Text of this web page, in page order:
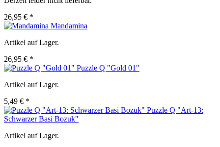
26,95 € *
Mandamina
Artikel auf Lager.
26,95 € *
Puzzle Q "Gold 01"
Artikel auf Lager.
5,49 € *
Puzzle Q "Art-13:
Schwarzer Basi Bozuk"
Artikel auf Lager.